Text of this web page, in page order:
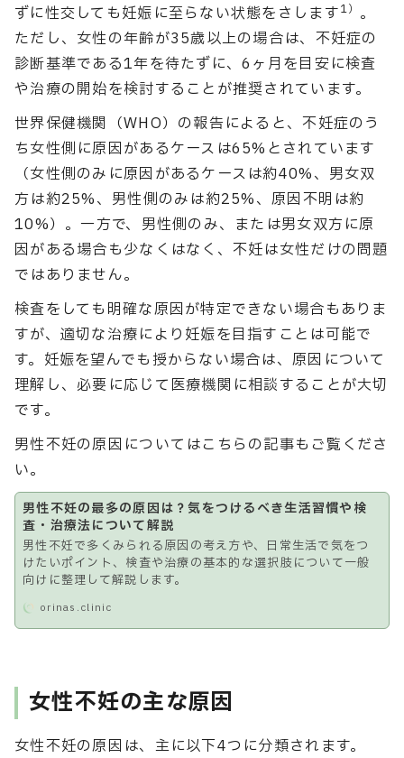
ずに性交しても妊娠に至らない状態をさします1） 。
ただし、女性の年齢が35歳以上の場合は、不妊症の
診断基準である1年を待たずに、6ヶ月を目安に検査
や治療の開始を検討することが推奨されています。
世界保健機関（WHO）の報告によると、不妊症のう
ち女性側に原因があるケースは65%とされています
（女性側のみに原因があるケースは約40%、男女双
方は約25%、男性側のみは約25%、原因不明は約
10%）。一方で、男性側のみ、または男女双方に原
因がある場合も少なくはなく、不妊は女性だけの問題
ではありません。
検査をしても明確な原因が特定できない場合もありま
すが、適切な治療により妊娠を目指すことは可能で
す。妊娠を望んでも授からない場合は、原因について
理解し、必要に応じて医療機関に相談することが大切
です。
男性不妊の原因についてはこちらの記事もご覧くださ
い。
男性不妊の最多の原因は？気をつけるべき生活習慣や検
査・治療法について解説
男性不妊で多くみられる原因の考え方や、日常生活で気をつ
けたいポイント、検査や治療の基本的な選択肢について一般
向けに整理して解説します。
orinas.clinic
女性不妊の主な原因
女性不妊の原因は、主に以下4つに分類されます。